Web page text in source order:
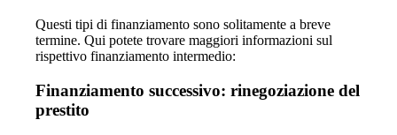
Questi tipi di finanziamento sono solitamente a breve
termine. Qui potete trovare maggiori informazioni sul
rispettivo finanziamento intermedio:
Finanziamento successivo: rinegoziazione del
prestito